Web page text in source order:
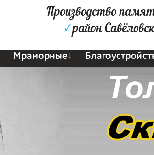
Производство
✓район
Мраморные↓